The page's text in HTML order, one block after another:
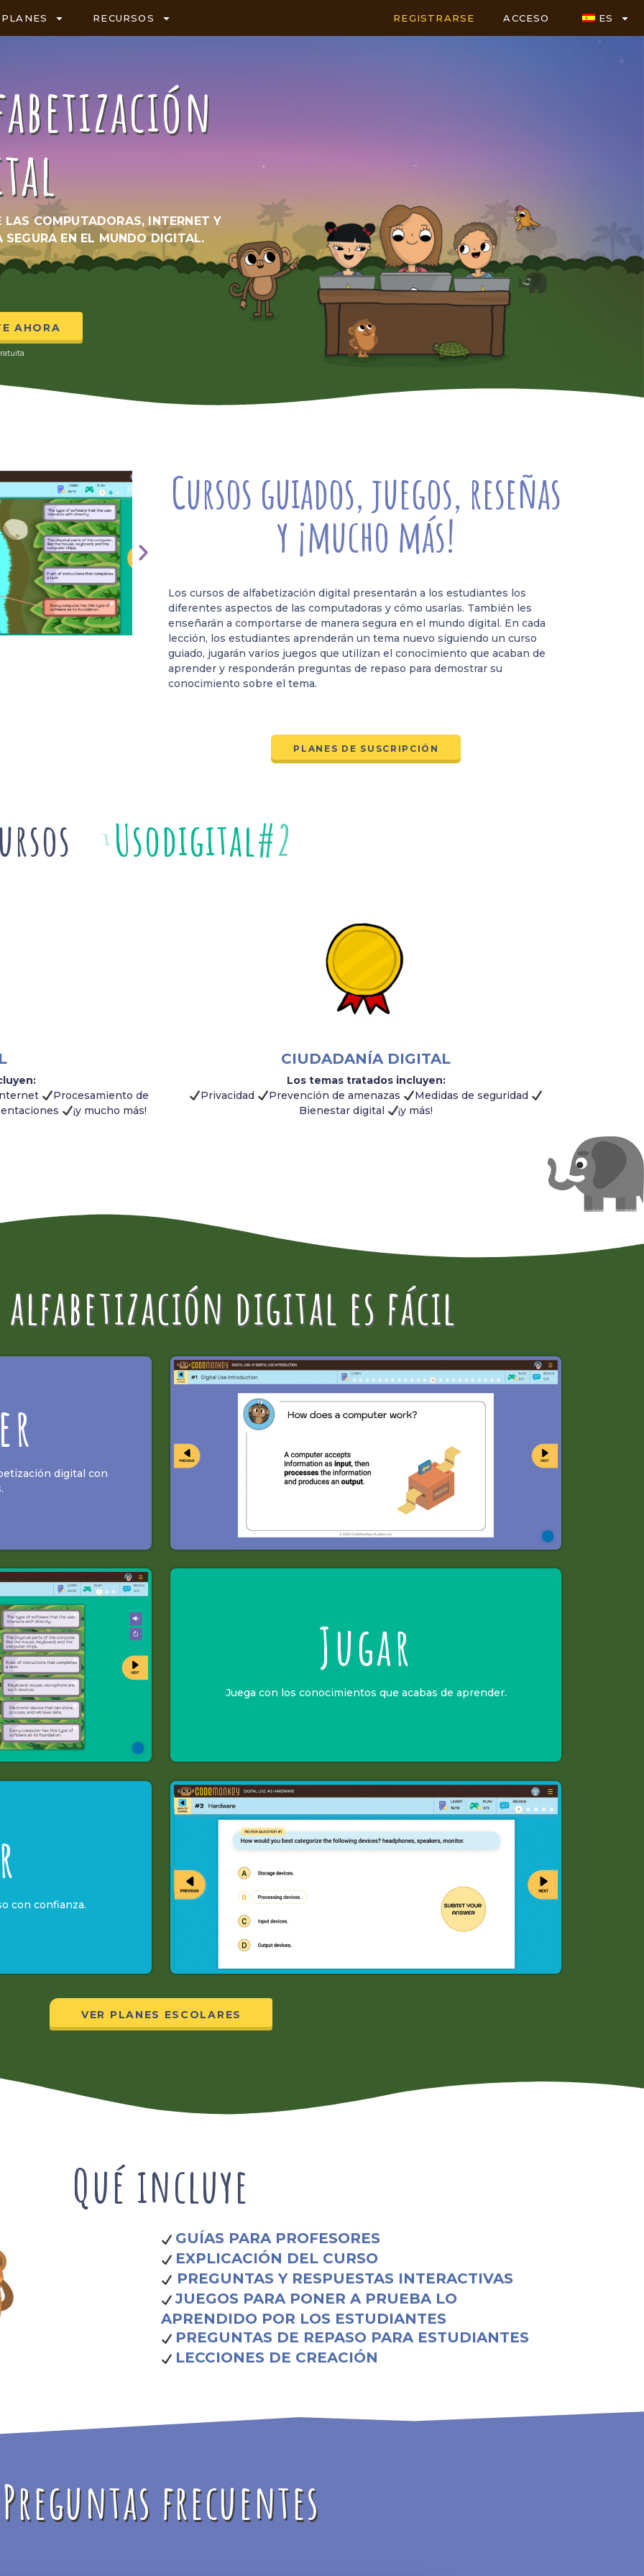
PLANES RECURSOS REGISTRARSE ACCESO ES
COMPUTADORAS, INTERNET Y
EN EL MUNDO DIGITAL.
AHORA
Cursos guiados, juegos, reseñas
y ¡mucho más!
Los cursos de alfabetización digital presentarán a los estudiantes los
diferentes aspectos de las computadoras y cómo usarlas. También les
enseñarán a comportarse de manera segura en el mundo digital. En cada
lección, los estudiantes aprenderán un tema nuevo siguiendo un curso
guiado, jugarán varios juegos que utilizan el conocimiento que acaban de
aprender y responderán preguntas de repaso para demostrar su
conocimiento sobre el tema.
PLANES DE SUSCRIPCIÓN
#2
Procesamiento de
¡y mucho más!
CIUDADANÍA DIGITAL
Los temas tratados incluyen:
Privacidad
Prevención de amenazas
Medidas de seguridad
Bienestar digital
¡y más!
alfabetización digital es fácil
digital con
Jugar
Juega con los conocimientos que acabas de aprender.
con confianza.
VER PLANES ESCOLARES
Qué incluye
GUÍAS PARA PROFESORES
EXPLICACIÓN DEL CURSO
PREGUNTAS Y RESPUESTAS INTERACTIVAS
JUEGOS PARA PONER A PRUEBA LO
APRENDIDO POR LOS ESTUDIANTES
PREGUNTAS DE REPASO PARA ESTUDIANTES
LECCIONES DE CREACIÓN
Preguntas frecuentes